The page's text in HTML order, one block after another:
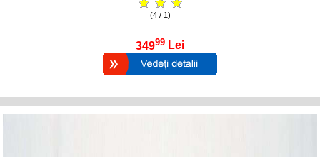
(4 / 1)
34999 Lei